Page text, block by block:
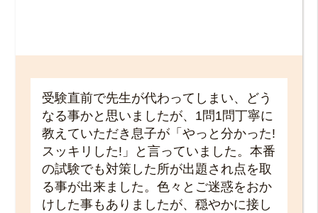
受験直前で先生が代わってしまい、どう
なる事かと思いましたが、1問1問丁寧に
教えていただき息子が「やっと分かった!
スッキリした!」と言っていました。本番
の試験でも対策した所が出題され点を取
る事が出来ました。色々とご迷惑をおか
けした事もありましたが、穏やかに接し